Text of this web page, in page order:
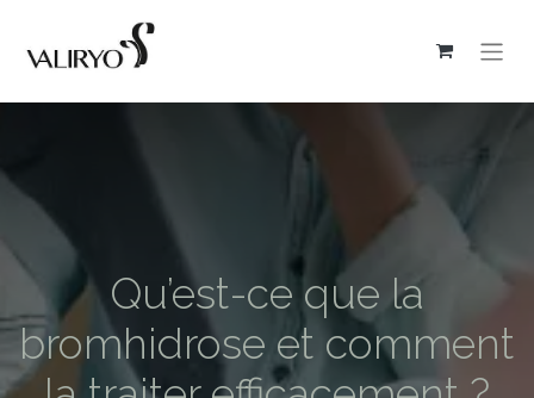
Qu’est-ce que la
bromhidrose et comment